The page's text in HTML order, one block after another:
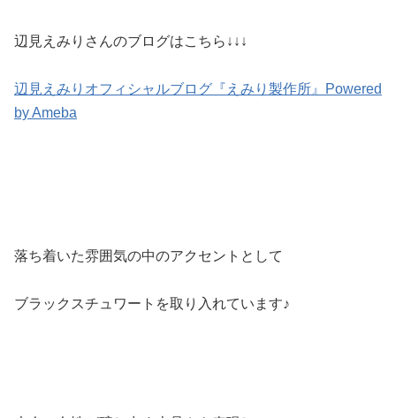
辺見えみりさんのブログはこちら↓↓↓
辺見えみりオフィシャルブログ『えみり製作所』Powered
by Ameba
落ち着いた雰囲気の中のアクセントとして
ブラックスチュワートを取り入れています♪